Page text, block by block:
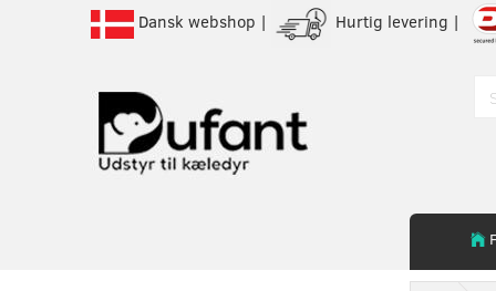
Dansk webshop | Hurtig levering |